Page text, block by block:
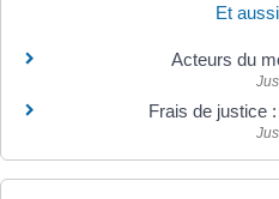
Et aussi
Acteurs du
Frais de justice